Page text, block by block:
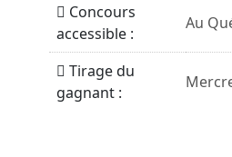
Concours
accessible :
Au
Tirage du
gagnant :